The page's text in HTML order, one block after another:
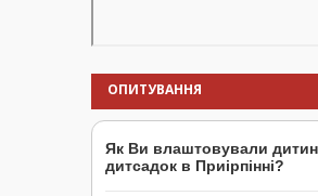
ОПИТУВАННЯ
Як Ви влаштовували
дитсадок в Приірпінні?